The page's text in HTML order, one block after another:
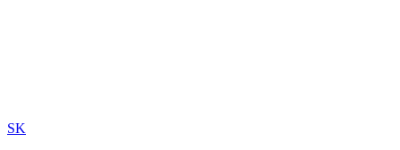
SK